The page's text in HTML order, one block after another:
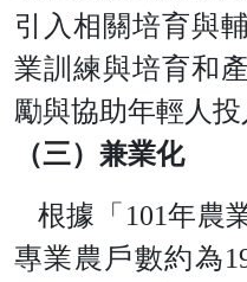
引入相關培育與
業訓練與培育和
勵與協助年輕人投
（三）兼業化
根據「 101年農
專業農戶數約為